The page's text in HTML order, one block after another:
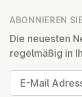
ABONNIEREN
Die neuesten
regelmäßig in
E-Mail Adresse